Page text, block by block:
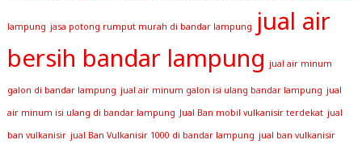
lampung jasa potong rumput murah di bandar lampung
jual air
bersih bandar lampung jual air minum
galon di bandar lampung jual air minum galon isi ulang bandar lampung jual
air minum isi ulang di bandar lampung Jual Ban mobil vulkanisir terdekat jual
ban vulkanisir jual Ban Vulkanisir 1000 di bandar lampung jual ban vulkanisir